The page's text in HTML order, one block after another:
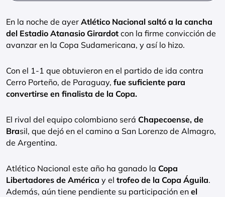
En la noche de ayer Atlético Nacional saltó a la cancha
del Estadio Atanasio Girardot con la firme convicción de
avanzar en la Copa Sudamericana, y así lo hizo.
Con el 1-1 que obtuvieron en el partido de ida contra
Cerro Porteño, de Paraguay, fue suficiente para
convertirse en finalista de la Copa.
El rival del equipo colombiano será Chapecoense, de
Brasil, que dejó en el camino a San Lorenzo de Almagro,
de Argentina.
Atlético Nacional este año ha ganado la Copa
Libertadores de América y el trofeo de la Copa Águila.
Además, aún tiene pendiente su participación en el